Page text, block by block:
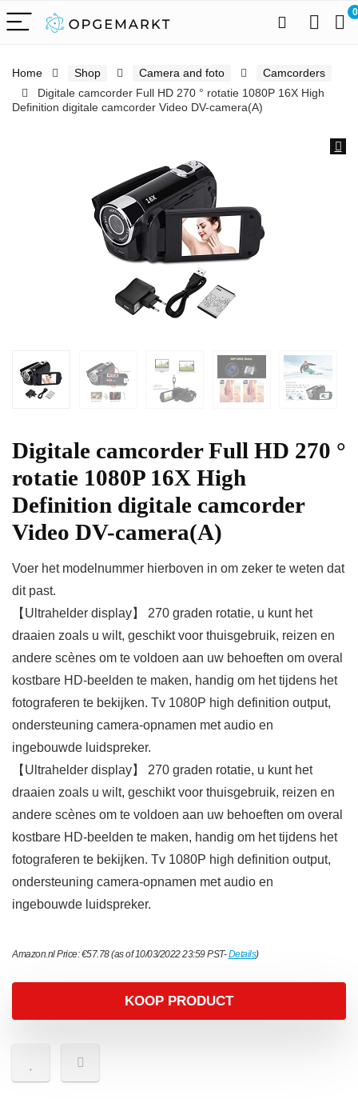
0
Home Shop Camera and foto
Camcorders
Digitale camcorder Full HD 270 ° rotatie 1080P 16X High
Definition digitale camcorder Video DV-camera(A)
Digitale camcorder Full HD 270 °
rotatie 1080P 16X High
Definition digitale camcorder
Video DV-camera(A)
Voer het modelnummer hierboven in om zeker te weten dat
dit past.
【Ultrahelder display】 270 graden rotatie, u kunt het
draaien zoals u wilt, geschikt voor thuisgebruik, reizen en
andere scènes om te voldoen aan uw behoeften om overal
kostbare HD-beelden te maken, handig om het tijdens het
fotograferen te bekijken. Tv 1080P high definition output,
ondersteuning camera-opnamen met audio en
ingebouwde luidspreker.
【Ultrahelder display】 270 graden rotatie, u kunt het
draaien zoals u wilt, geschikt voor thuisgebruik, reizen en
andere scènes om te voldoen aan uw behoeften om overal
kostbare HD-beelden te maken, handig om het tijdens het
fotograferen te bekijken. Tv 1080P high definition output,
ondersteuning camera-opnamen met audio en
ingebouwde luidspreker.
Amazon.nl Price:€57.78(as of 10/03/2022 23:59 PST-Details)
KOOP PRODUCT